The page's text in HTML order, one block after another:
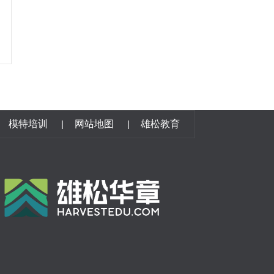
模特培训 | 网站地图 | 雄松教育